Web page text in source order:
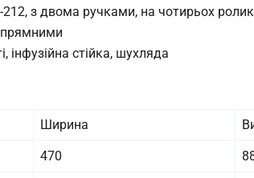
212, з двома ручками, на чотирьох
інфузійна стійка, шухляда
Ширина
470